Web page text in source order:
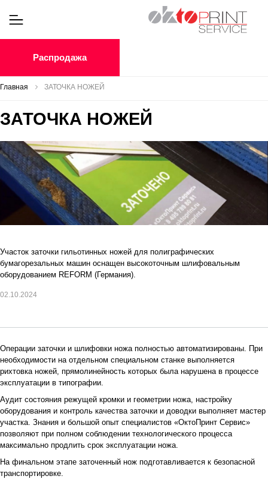
Распродажа
Главная ЗАТОЧКА НОЖЕЙ
ЗАТОЧКА НОЖЕЙ
Участок заточки гильотинных ножей для полиграфических
бумагорезальных машин оснащен высокоточным шлифовальным
оборудованием REFORM (Германия).
02.10.2024
Операции заточки и шлифовки ножа полностью автоматизированы. При
необходимости на отдельном специальном станке выполняется
рихтовка ножей, прямолинейность которых была нарушена в процессе
эксплуатации в типографии.
Аудит состояния режущей кромки и геометрии ножа, настройку
оборудования и контроль качества заточки и доводки выполняет мастер
участка. Знания и большой опыт специалистов «ОктоПринт Сервис»
позволяют при полном соблюдении технологического процесса
максимально продлить срок эксплуатации ножа.
На финальном этапе заточенный нож подготавливается к безопасной
транспортировке.